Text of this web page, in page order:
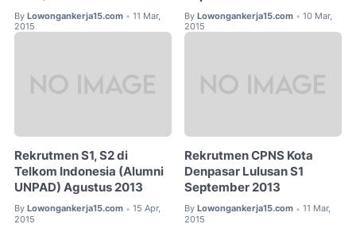
By Lowongankerja15.com • 11 Mar,
2015
By Lowongankerja15.com • 10 Mar,
2015
Rekrutmen S1, S2 di
Telkom Indonesia (Alumni
UNPAD) Agustus 2013
By Lowongankerja15.com • 15 Apr,
2015
Rekrutmen CPNS Kota
Denpasar Lulusan S1
September 2013
By Lowongankerja15.com • 11 Mar,
2015